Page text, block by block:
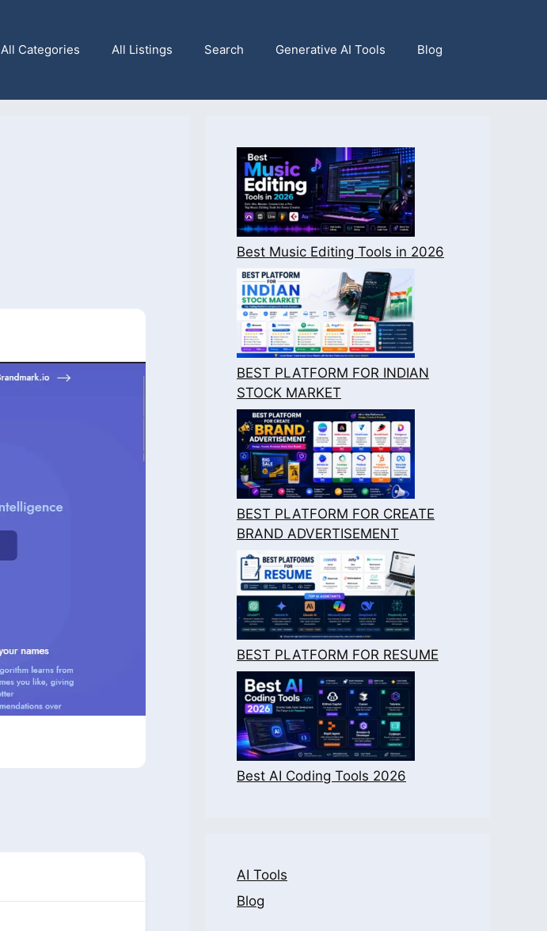
All Categories All Listings Search Generative AI Tools Blog
Best Music Editing Tools in 2026
BEST PLATFORM FOR INDIAN
STOCK MARKET
BEST PLATFORM FOR CREATE
BRAND ADVERTISEMENT
BEST PLATFORM FOR RESUME
Best AI Coding Tools 2026
AI Tools
Blog